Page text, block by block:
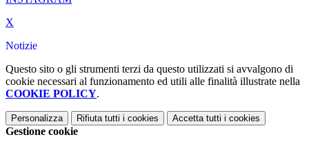
X
Notizie
Questo sito o gli strumenti terzi da questo utilizzati si avvalgono di
cookie necessari al funzionamento ed utili alle finalità illustrate nella
COOKIE POLICY.
Personalizza Rifiuta tutti i cookies Accetta tutti i cookies
Gestione cookie